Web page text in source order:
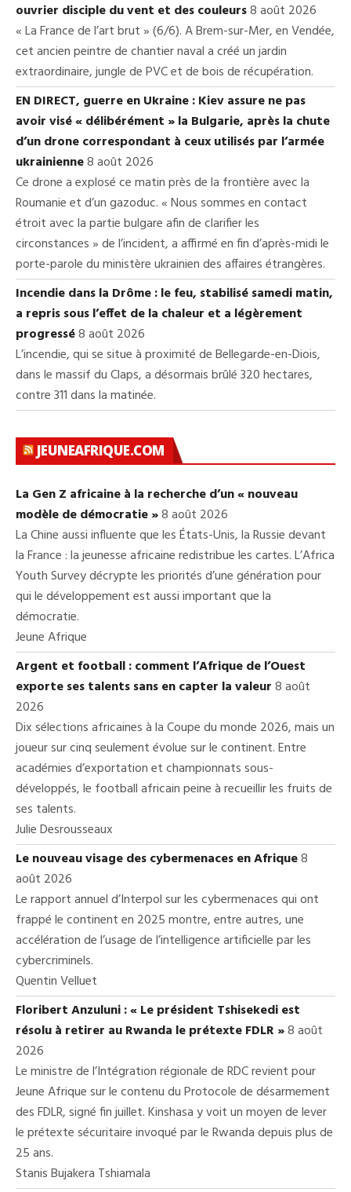
ouvrier disciple du vent et des couleurs8 août 2026
« La France de l’art brut » (6/6). A Brem-sur-Mer, en Vendée,
cet ancien peintre de chantier naval a créé un jardin
extraordinaire, jungle de PVC et de bois de récupération.
EN DIRECT, guerre en Ukraine : Kiev assure ne pas
avoir visé « délibérément » la Bulgarie, après la chute
d’un drone correspondant à ceux utilisés par l’armée
ukrainienne8 août 2026
Ce drone a explosé ce matin près de la frontière avec la
Roumanie et d’un gazoduc. « Nous sommes en contact
étroit avec la partie bulgare afin de clarifier les
circonstances » de l’incident, a affirmé en fin d’après-midi le
porte-parole du ministère ukrainien des affaires étrangères.
Incendie dans la Drôme : le feu, stabilisé samedi matin,
a repris sous l’effet de la chaleur et a légèrement
progressé8 août 2026
L’incendie, qui se situe à proximité de Bellegarde-en-Diois,
dans le massif du Claps, a désormais brûlé 320 hectares,
contre 311 dans la matinée.
JEUNEAFRIQUE.COM
La Gen Z africaine à la recherche d’un « nouveau
modèle de démocratie »8 août 2026
La Chine aussi influente que les États-Unis, la Russie devant
la France : la jeunesse africaine redistribue les cartes. L’Africa
Youth Survey décrypte les priorités d’une génération pour
qui le développement est aussi important que la
démocratie.
Jeune Afrique
Argent et football : comment l’Afrique de l’Ouest
exporte ses talents sans en capter la valeur8 août
2026
Dix sélections africaines à la Coupe du monde 2026, mais un
joueur sur cinq seulement évolue sur le continent. Entre
académies d’exportation et championnats sous-
développés, le football africain peine à recueillir les fruits de
ses talents.
Julie Desrousseaux
Le nouveau visage des cybermenaces en Afrique8
août 2026
Le rapport annuel d’Interpol sur les cybermenaces qui ont
frappé le continent en 2025 montre, entre autres, une
accélération de l’usage de l’intelligence artificielle par les
cybercriminels.
Quentin Velluet
Floribert Anzuluni : « Le président Tshisekedi est
résolu à retirer au Rwanda le prétexte FDLR »8 août
2026
Le ministre de l’Intégration régionale de RDC revient pour
Jeune Afrique sur le contenu du Protocole de désarmement
des FDLR, signé fin juillet. Kinshasa y voit un moyen de lever
le prétexte sécuritaire invoqué par le Rwanda depuis plus de
25 ans.
Stanis Bujakera Tshiamala